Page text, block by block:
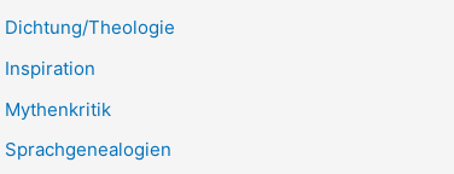
Dichtung/Theologie
Inspiration
Mythenkritik
Sprachgenealogien